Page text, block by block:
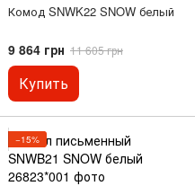
Комод SNWK22 SNOW белый
9 864 грн 11 605 грн
Купить
−15%